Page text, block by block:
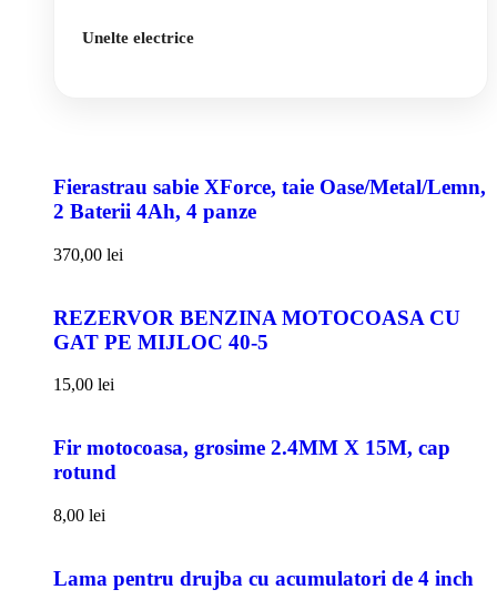
Unelte electrice
Fierastrau sabie XForce, taie Oase/Metal/Lemn,
2 Baterii 4Ah, 4 panze
370,00 lei
REZERVOR BENZINA MOTOCOASA CU
GAT PE MIJLOC 40-5
15,00 lei
Fir motocoasa, grosime 2.4MM X 15M, cap
rotund
8,00 lei
Lama pentru drujba cu acumulatori de 4 inch